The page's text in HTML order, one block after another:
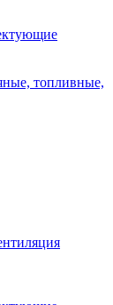
топливные,